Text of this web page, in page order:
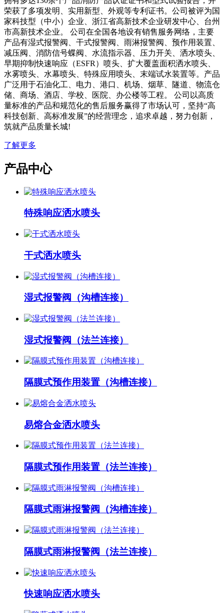
荣获了多项发明、实用新型、外观等专利证书。公司被评为国
家科技型（中小）企业、浙江省高新技术企业研发中心、台州
市高新技术企业。 公司在全国各地设有销售服务网络，主要
产品有湿式报警阀、干式报警阀、雨淋报警阀、预作用装置、
减压阀、消防信号蝶阀、水流指示器、压力开关、洒水喷头、
早期抑制快速响应（ESFR）喷头、扩大覆盖面积洒水喷头、
水雾喷头、水幕喷头、特殊应用喷头、末端试水装置等。产品
广泛用于石油化工、电力、港口、机场、烟草、隧道、物流仓
储、商场、酒店、学校、医院、办公楼等工程。 公司以高质
量标准的产品和规范化的售后服务赢得了市场认可，坚持“高
科技创新、高标准发展”的经营理念，追求卓越，努力创新，
筑就产品质量长城!
了解更多
产品中心
特殊响应洒水喷头
干式洒水喷头
湿式报警阀（沟槽连接）
湿式报警阀（法兰连接）
隔膜式预作用装置（沟槽连接）
易熔合金洒水喷头
隔膜式预作用装置（法兰连接）
隔膜式雨淋报警阀（沟槽连接）
隔膜式雨淋报警阀（法兰连接）
快速响应洒水喷头